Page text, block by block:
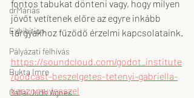
drMáriás
Exhibition
Pályázati felhívás
Bukta Imre
Gallai Judit Ágnes
fontos tabukat dönteni vagy, hogy milyen
jövőt vetítenek előre az egyre inkább
tárgyakhoz fűződő érzelmi kapcsolataink.
https://soundcloud.com/godot_institute
/podcast-beszelgetes-tetenyi-gabriella-
kepzomuvesszel